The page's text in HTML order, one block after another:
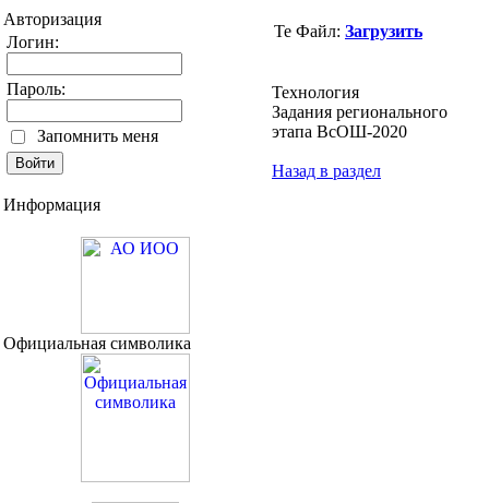
Авторизация
Логин:
Пароль:
Запомнить меня
Информация
Официальная символика
Файл: Загрузить
Технология
Задания регионального
этапа ВсОШ-2020
Назад в раздел